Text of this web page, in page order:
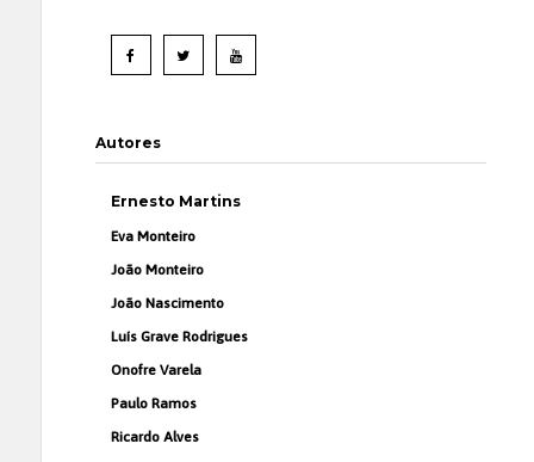
Autores
Ernesto Martins
Eva Monteiro
João Monteiro
João Nascimento
Luís Grave Rodrigues
Onofre Varela
Paulo Ramos
Ricardo Alves